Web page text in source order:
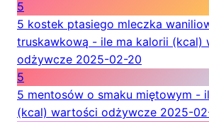
5
5 kostek ptasiego mleczka
truskawkową - ile ma kalorii (kcal)
odżywcze 2025-02-20
5
5 mentosów o smaku miętowym -
(kcal) wartości odżywcze 2025-